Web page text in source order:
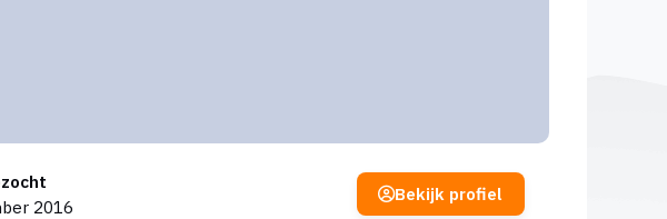
2016
Bekijk profiel